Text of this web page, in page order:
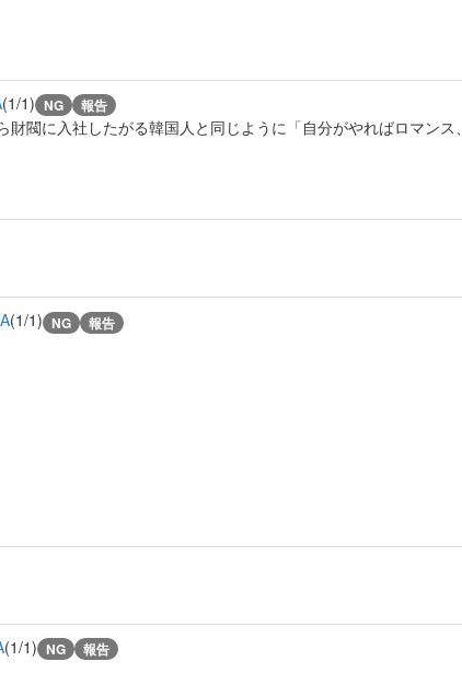
(1/1) NG 報告
閥に入社したがる韓国人と同じように「自分がやればロマンス、
(1/1) NG 報告
(1/1) NG 報告